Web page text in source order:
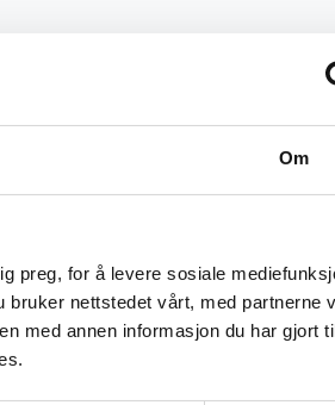
Om
preg, for å levere sosiale
nettstedet vårt, med partnerne
med annen informasjon du har gjort
høyere kvalitet og finere knytting
vedlikeholdte håndknyttede tepper
beskyttelse mot direkte sollys
kulturer. Med godt stell kan et